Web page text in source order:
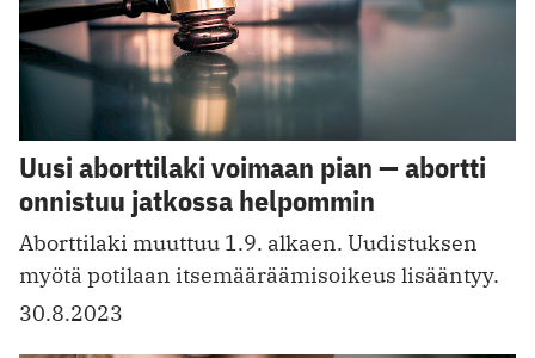
Uusi aborttilaki voimaan pian — abortti
onnistuu jatkossa helpommin
Aborttilaki muuttuu 1.9. alkaen. Uudistuksen
myötä potilaan itsemääräämisoikeus lisääntyy.
30.8.2023